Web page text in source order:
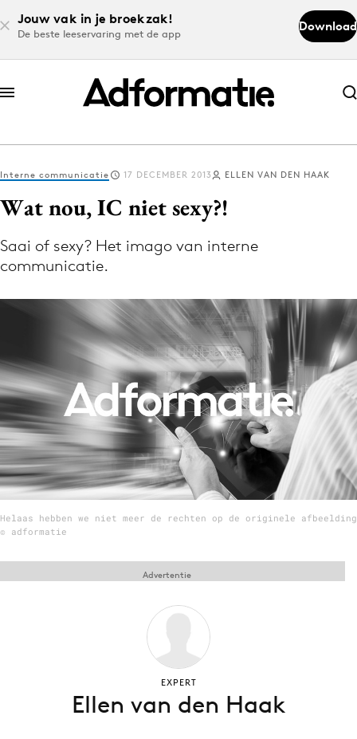
Jouw vak in je broekzak!
De beste leeservaring met de app
Download
Abonneer nu
Abonneer nu
Log in
Download de app
Volg het laatste nieuws via de Adformatie
Menu
Home
9 sept: GenAI-training
12 nov: MarketingLive!
Adverteren
Artificial Intelligence
Interne communicatie 17 DECEMBER 2013 ELLEN VAN DEN HAAK
Wat nou, IC niet sexy?!
Saai of sexy? Het imago van interne
communicatie.
Helaas hebben we niet meer de rechten op de originele afbeelding
© adformatie
Advertentie
EXPERT
Ellen van den Haak